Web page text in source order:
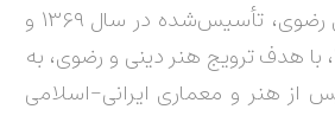
مرکز آفرینش‌های هنری رضوی، تأسیس‌شده در سال ۱۳۶۹ و
ارتقاءیافته در سال ۱۳۷۶، با هدف ترویج هنر دینی و رضوی، به
از هنر و معماری ایرانی-اسلامی